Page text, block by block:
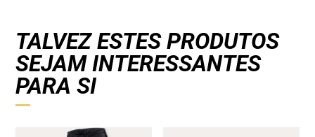
TALVEZ ESTES PRODUTOS
SEJAM INTERESSANTES
PARA SI